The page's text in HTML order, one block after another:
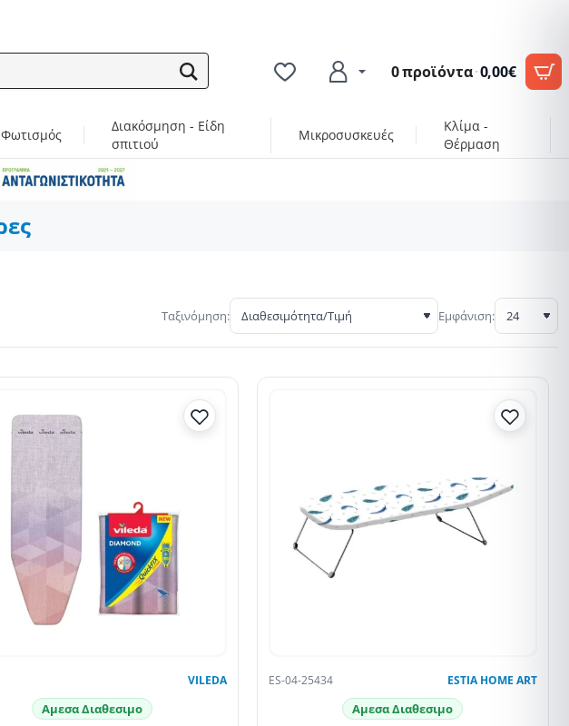
0 προϊόντα·0,00€
Φωτισμός
Διακόσμηση - Είδη
σπιτιού
Μικροσυσκευές
Κλίμα -
Θέρμαση
Ταξινόμηση: Εμφάνιση:
VILEDA
Αμεσα Διαθεσιμο
ES-04-25434 ESTIA HOME ART
Αμεσα Διαθεσιμο